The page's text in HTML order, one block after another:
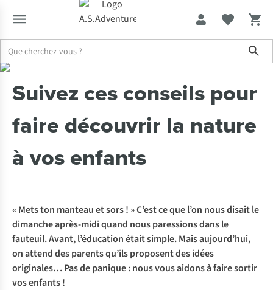
Suivez ces conseils pour
faire découvrir la nature
à vos enfants
« Mets ton manteau et sors ! » C’est ce que l’on nous disait le
dimanche après-midi quand nous paressions dans le
fauteuil. Avant, l’éducation était simple. Mais aujourd’hui,
on attend des parents qu’ils proposent des idées
originales… Pas de panique : nous vous aidons à faire sortir
vos enfants !